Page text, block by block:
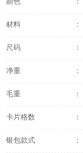
材料 ：
尺码 ：
净重 ：
毛重 ：
卡片格数 ：
银包款式 ：